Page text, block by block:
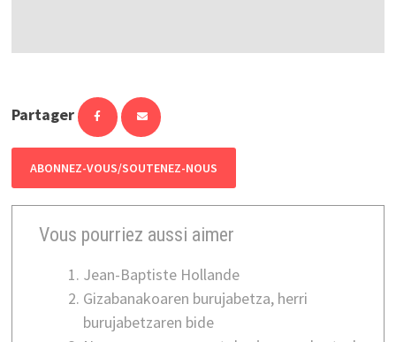
Partager
ABONNEZ-VOUS/SOUTENEZ-NOUS
Vous pourriez aussi aimer
Jean-Baptiste Hollande
Gizabanakoaren burujabetza, herri
burujabetzaren bide